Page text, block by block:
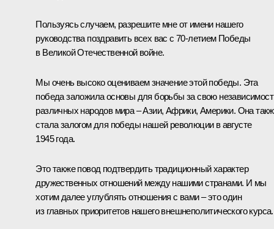
Пользуясь случаем, разрешите мне от имени нашего
руководства поздравить всех вас с 70‑летием Победы
в Великой Отечественной войне.
Мы очень высоко оцениваем значение этой победы. Эта
победа заложила основы для борьбы за свою
различных народов мира – Азии, Африки, Америки. Она
стала залогом для победы нашей революции в августе
1945 года.
Это также повод подтвердить традиционный характер
дружественных отношений между нашими странами. И мы
хотим далее углублять отношения с вами – это один
из главных приоритетов нашего внешнеполитического курса.